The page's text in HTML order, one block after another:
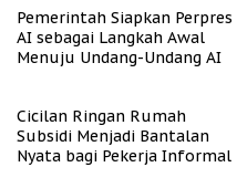
Pemerintah Siapkan Perpres
AI sebagai Langkah Awal
Menuju Undang-Undang AI
Cicilan Ringan Rumah
Subsidi Menjadi Bantalan
Nyata bagi Pekerja Informal